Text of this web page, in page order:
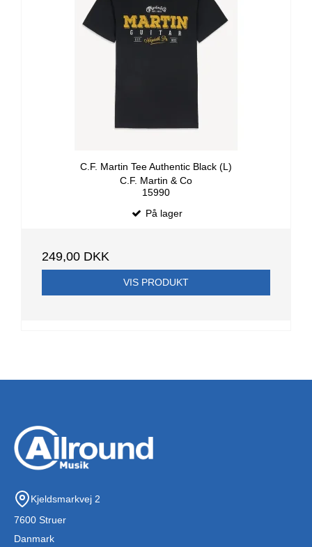
C.F. Martin Tee Authentic Black (L)
C.F. Martin & Co
15990
På lager
249,00 DKK
VIS PRODUKT
Kjeldsmarkvej 2
7600 Struer
Danmark